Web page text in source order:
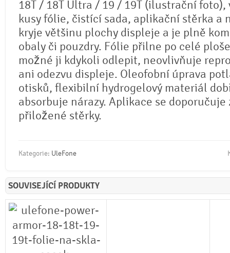
18T / 18T Ultra / 19 / 19T (ilustrační foto),
kusy fólie, čistící sada, aplikační stěrka a
kryje většinu plochy displeje a je plně
obaly či pouzdry. Fólie přilne po celé
možné ji kdykoli odlepit, neovlivňuje
ani odezvu displeje. Oleofobní úprava
otisků, flexibilní hydrogelový materiál
absorbuje nárazy. Aplikace se doporučuje
přiložené stěrky.
Kategorie: UleFone
SOUVISEJÍCÍ PRODUKTY